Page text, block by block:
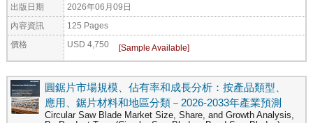
出版日期 2026年06月09日
內容資訊 125 Pages
價格 USD 4,750
圓鋸片市場規模、佔有率和成長分析：按產品類型、
應用、鋸片材料和地區分類－2026-2033年產業預測
Circular Saw Blade Market Size, Share, and Growth Analysis,